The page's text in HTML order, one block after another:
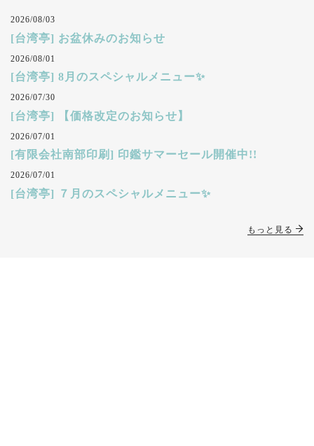
2026/08/03
[台湾亭] お盆休みのお知らせ
2026/08/01
[台湾亭] 8月のスペシャルメニュー✨
2026/07/30
[台湾亭] 【価格改定のお知らせ】
2026/07/01
[有限会社南部印刷] 印鑑サマーセール開催中!!
2026/07/01
[台湾亭] ７月のスペシャルメニュー✨
もっと見る